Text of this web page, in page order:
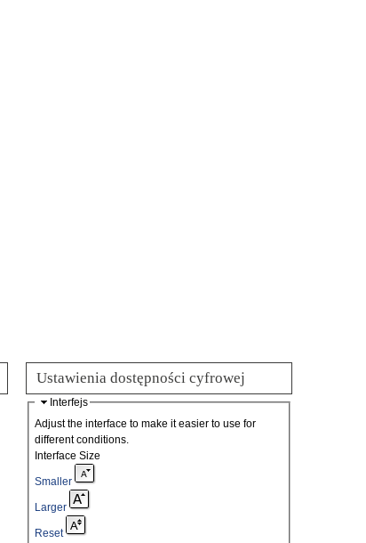
Ustawienia dostępności cyfrowej
Interfejs
Adjust the interface to make it easier to use for
different conditions.
Interface Size
Smaller
Larger
Reset